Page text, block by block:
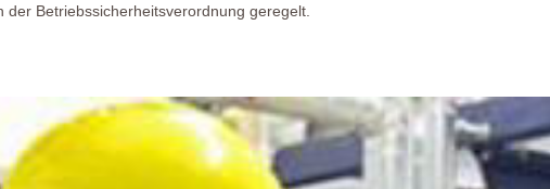
Betriebssicherheitsverordnung geregelt.